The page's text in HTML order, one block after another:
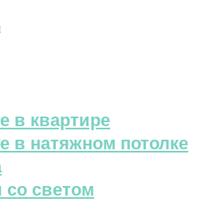
в квартире
в натяжном потолке
светом